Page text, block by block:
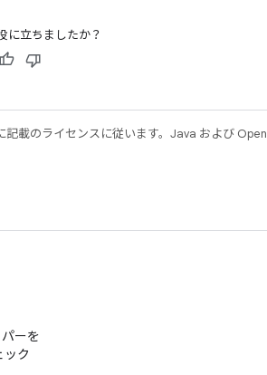
に立ちましたか？
記載のライセンスに従います。Java および
ーを
ック